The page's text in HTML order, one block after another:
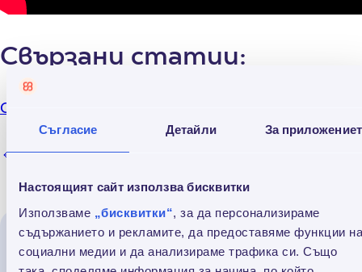
Съгласие Детайли За
Настоящият сайт използва бисквитки
Използваме „бисквитки“, за да персонализираме
съдържанието и рекламите, да предоставяме функции на
социални медии и да анализираме трафика си. Също
Свързани статии:
Credissimo инвестира в децата на България
Обратно към всички
Прочети още